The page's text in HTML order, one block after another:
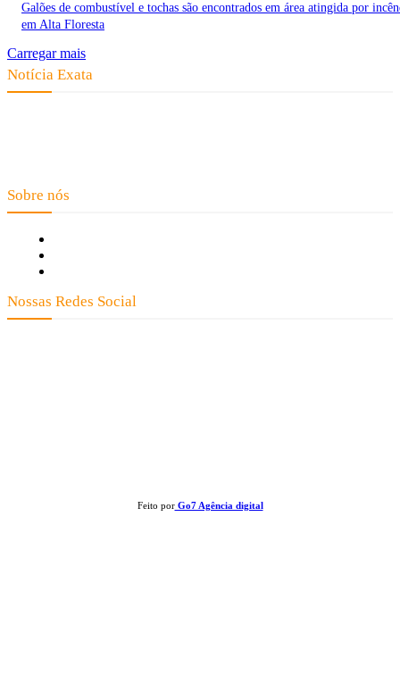
Galões de combustível e tochas são encontrados em área atingida por
em Alta Floresta
Carregar mais
Notícia Exata
Sobre nós
Nossas Redes Social
Feito porGo7 Agência digital